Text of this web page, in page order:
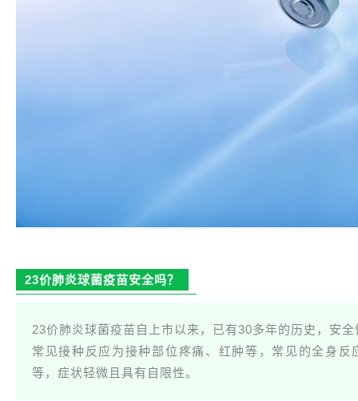
23价肺炎球菌疫苗安全吗？
23价肺炎球菌疫苗自上市以来，已有30多年的历史，安全
常见接种反应为接种部位疼痛、红肿等，常见的全身
等，症状轻微且具有自限性。